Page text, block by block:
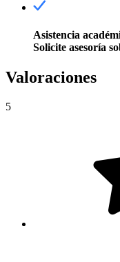
Asistencia
Solicite asesoría
Valoraciones
5